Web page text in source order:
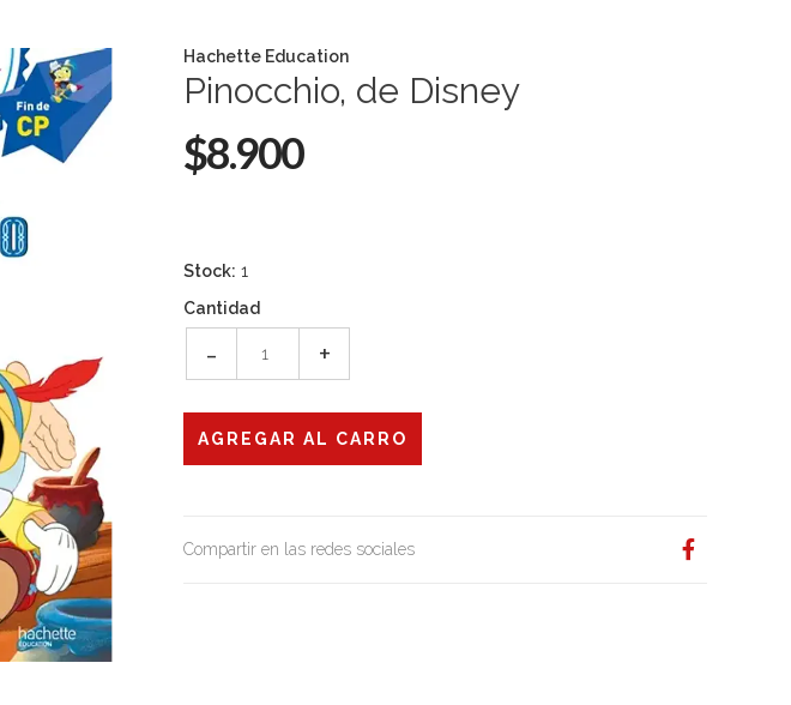
Hachette Education
Pinocchio, de Disney
$8.900
Stock: 1
Cantidad
- +
Compartir en las redes sociales